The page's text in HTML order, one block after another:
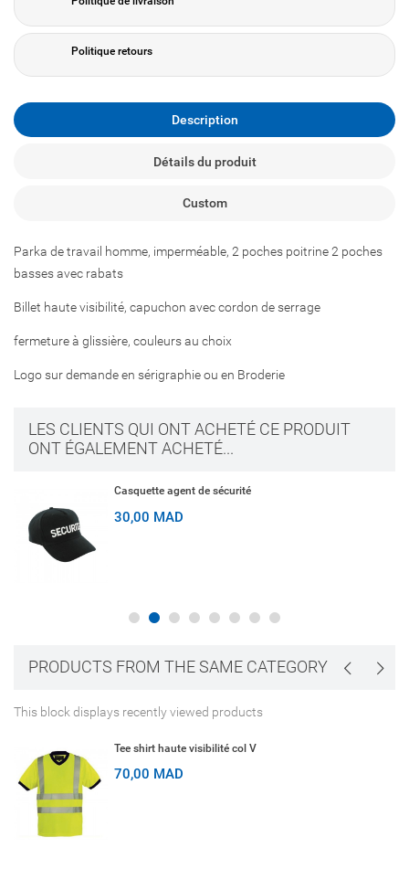
Politique retours
Description
Détails du produit
Custom
Parka de travail homme, imperméable, 2 poches poitrine 2 poches
basses avec rabats
Billet haute visibilité, capuchon avec cordon de serrage
fermeture à glissière, couleurs au choix
Logo sur demande en sérigraphie ou en Broderie
LES CLIENTS QUI ONT ACHETÉ CE PRODUIT
ONT ÉGALEMENT ACHETÉ...
Casquette agent de sécurité
30,00 MAD
PRODUCTS FROM THE SAME CATEGORY
This block displays recently viewed products
Tee shirt haute visibilité col V
70,00 MAD